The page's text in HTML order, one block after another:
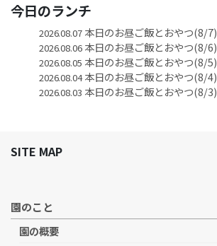
今日のランチ
2026.08.07本日のお昼ご飯とおやつ(8/7)
2026.08.06本日のお昼ご飯とおやつ(8/6)
2026.08.05 本日のお昼ご飯とおやつ(8/5)
2026.08.04本日のお昼ご飯とおやつ(8/4)
2026.08.03 本日のお昼ご飯とおやつ(8/3)
SITE MAP
園のこと
園の概要